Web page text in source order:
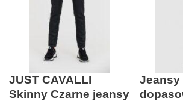
JUST CAVALLI
Skinny Czarne jeansy
Jeansy